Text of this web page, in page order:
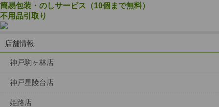
簡易包装・のしサービス（10個まで無料）
不用品引取り
店舗情報
神戸駒ヶ林店
神戸星陵台店
姫路店